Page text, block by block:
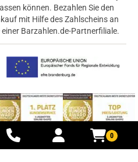
0
können. Bezahlen Sie den
mit Hilfe des Zahlscheins an
einer Barzahlen.de-Partnerfiliale.
ViGoods GmbH